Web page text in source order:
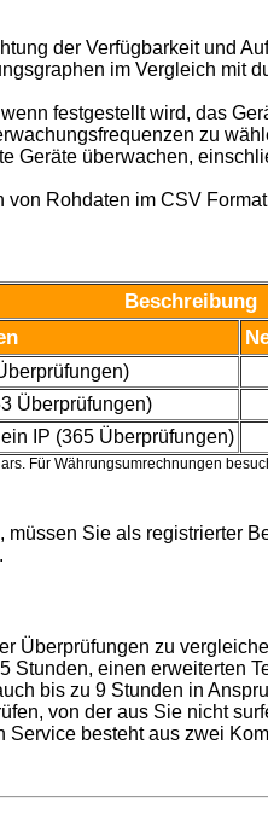
der Verfügbarkeit und
im Vergleich mit
festgestellt wird, das
zu
Geräte überwachen,
von Rohdaten im CSV
Beschreibung
Überprüfungen)
IP (365 Überprüfungen)
Für Währungsumrechnungen
Sie als registrierter
Überprüfungen zu
Stunden, einen erweiterten
bis zu 9 Stunden in
von der aus Sie nicht
Service besteht aus zwei